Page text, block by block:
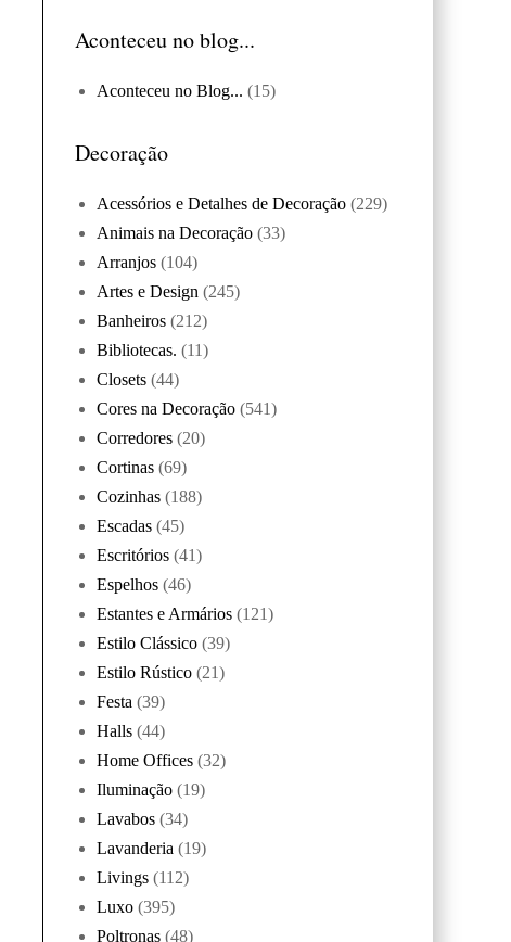
Aconteceu no blog...
Aconteceu no Blog... (15)
Decoração
Acessórios e Detalhes de Decoração (229)
Animais na Decoração (33)
Arranjos (104)
Artes e Design (245)
Banheiros (212)
Bibliotecas. (11)
Closets (44)
Cores na Decoração (541)
Corredores (20)
Cortinas (69)
Cozinhas (188)
Escadas (45)
Escritórios (41)
Espelhos (46)
Estantes e Armários (121)
Estilo Clássico (39)
Estilo Rústico (21)
Festa (39)
Halls (44)
Home Offices (32)
Iluminação (19)
Lavabos (34)
Lavanderia (19)
Livings (112)
Luxo (395)
Poltronas (48)